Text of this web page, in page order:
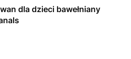
dla dzieci bawełniany